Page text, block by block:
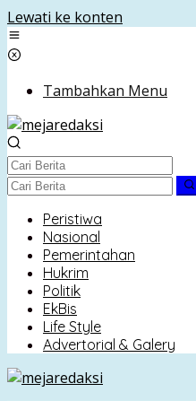
Lewati ke konten
Tambahkan Menu
Peristiwa
Nasional
Pemerintahan
Hukrim
Politik
EkBis
Life Style
Advertorial & Galery